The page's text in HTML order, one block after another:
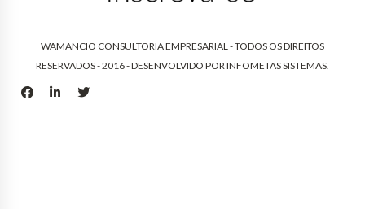
WAMANCIO CONSULTORIA EMPRESARIAL - TODOS OS DIREITOS
RESERVADOS - 2016 - DESENVOLVIDO PORINFOMETAS SISTEMAS.